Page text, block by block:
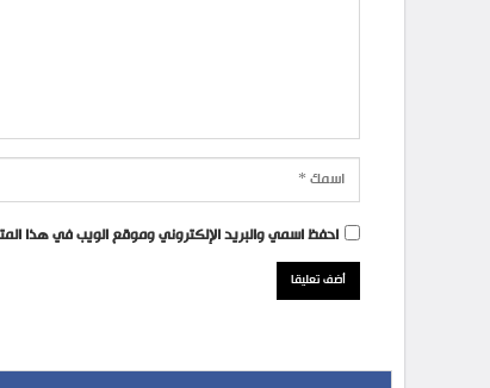
احفظ اسمي والبريد الإلكتروني وموقع الويب في هذا